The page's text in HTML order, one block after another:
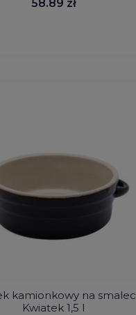
58.89 zł
kamionkowy na smalec
Kwiatek 1,5 l